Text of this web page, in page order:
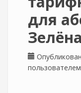
для
пользователем